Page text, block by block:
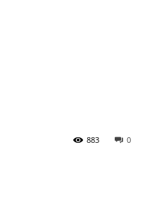
0
883